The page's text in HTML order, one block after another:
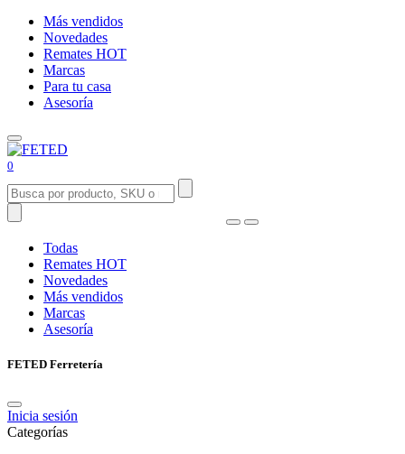
Más vendidos
Novedades
Remates HOT
Marcas
Para tu casa
Asesoría
0
Todas
Remates HOT
Novedades
Más vendidos
Marcas
Asesoría
FETED Ferretería
Inicia sesión
Categorías